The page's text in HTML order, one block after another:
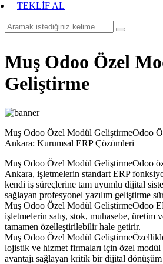
TEKLİF AL
Muş Odoo Özel
Geliştirme
Muş Odoo Özel Modül GeliştirmeOdoo
Ankara: Kurumsal ERP Çözümleri
Muş Odoo Özel Modül GeliştirmeOdoo
Ankara, işletmelerin standart ERP
kendi iş süreçlerine tam uyumlu dijital
sağlayan profesyonel yazılım geliştirme
Muş Odoo Özel Modül GeliştirmeOdoo
işletmelerin satış, stok, muhasebe, üretim
tamamen özelleştirilebilir hale getirir.
Muş Odoo Özel Modül
lojistik ve hizmet firmaları için özel modül
avantajı sağlayan kritik bir dijital dönüşüm